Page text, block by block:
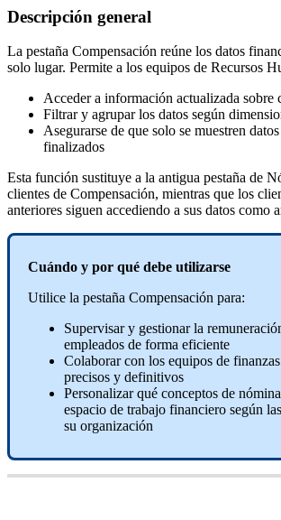
Descripción general
La pestaña Compensación reúne los datos
solo lugar. Permite a los equipos de Recursos
Acceder a información actualizada sobre
Filtrar y agrupar los datos según
Asegurarse de que solo se muestren datos
finalizados
Esta función sustituye a la antigua pestaña de N
clientes de Compensación, mientras que los
anteriores siguen accediendo a sus datos como
Cuándo y por qué debe utilizarse
Utilice la pestaña Compensación para:
Supervisar y gestionar la remuneració
empleados de forma eficiente
Colaborar con los equipos de finanzas
precisos y definitivos
Personalizar qué conceptos de nómina
espacio de trabajo financiero según las
su organización